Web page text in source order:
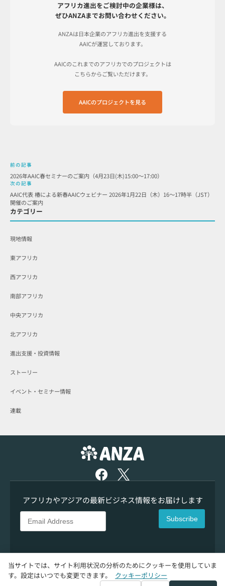
アフリカ進出をご検討中の企業様は、
ぜひANZAまでお問い合わせください。
ANZAは日本企業のアフリカ進出を支援する
AAICが運営しております。
AAICのこれまでのアフリカでのプロジェクトは
こちらからご覧いただけます。
AAICのプロジェクトを見る
前の記事
2026年AAIC春セミナーのご案内（4月23日(木)15:00～17:00）
次の記事
AAIC代表 椿による新春AAICウェビナー 2026年1月22日（木）16～17時半（JST）
開催のご案内
カテゴリー
現地情報
東アフリカ
西アフリカ
南部アフリカ
中央アフリカ
北アフリカ
進出支援・投資情報
ストーリー
イベント・セミナー情報
連載
アフリカやアジアの最新ビジネス情報をお届けします
Subscribe
クッキーポリシー | クッキー設定
当サイトでは、サイト利用状況の分析のためにクッキーを使用していま
す。設定はいつでも変更できます。
クッキーポリシー